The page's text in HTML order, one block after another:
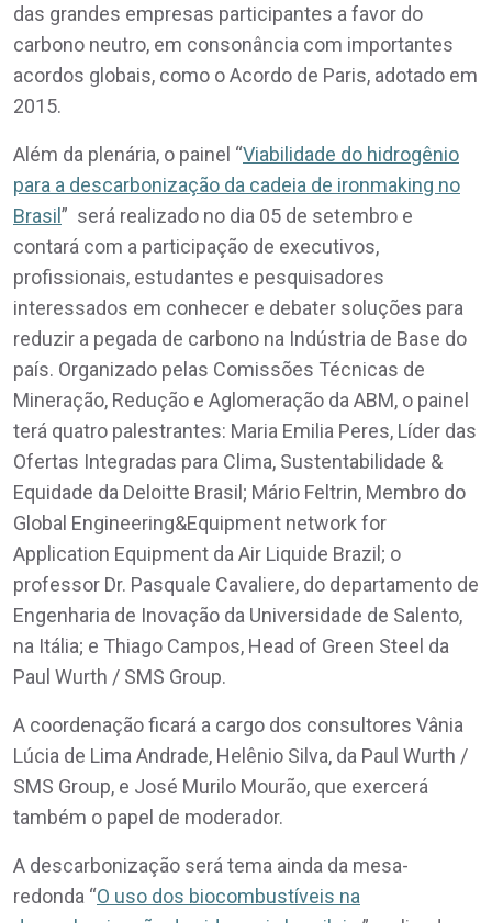
das grandes empresas participantes a favor do
carbono neutro, em consonância com importantes
acordos globais, como o Acordo de Paris, adotado em
2015.
Além da plenária, o painel “Viabilidade do hidrogênio
para a descarbonização da cadeia de ironmaking no
Brasil” será realizado no dia 05 de setembro e
contará com a participação de executivos,
profissionais, estudantes e pesquisadores
interessados em conhecer e debater soluções para
reduzir a pegada de carbono na Indústria de Base do
país. Organizado pelas Comissões Técnicas de
Mineração, Redução e Aglomeração da ABM, o painel
terá quatro palestrantes: Maria Emilia Peres, Líder das
Ofertas Integradas para Clima, Sustentabilidade &
Equidade da Deloitte Brasil; Mário Feltrin, Membro do
Global Engineering&Equipment network for
Application Equipment da Air Liquide Brazil; o
professor Dr. Pasquale Cavaliere, do departamento de
Engenharia de Inovação da Universidade de Salento,
na Itália; e Thiago Campos, Head of Green Steel da
Paul Wurth / SMS Group.
A coordenação ficará a cargo dos consultores Vânia
Lúcia de Lima Andrade, Helênio Silva, da Paul Wurth /
SMS Group, e José Murilo Mourão, que exercerá
também o papel de moderador.
A descarbonização será tema ainda da mesa-
redonda “O uso dos biocombustíveis na